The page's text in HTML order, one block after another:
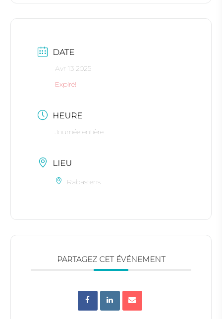
DATE
Avr 13 2025
Expiré!
HEURE
Journée entière
LIEU
Rabastens
PARTAGEZ CET ÉVÉNEMENT